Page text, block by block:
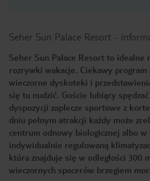
Seher Sun Palace Resort -
Seher Sun Palace Resort to idealne
rozrywki wakacje. Ciekawy program
wieczorne dyskoteki i
się tu nudzić. Goście lubiący
dyspozycji zaplecze sportowe z
dniu pełnym atrakcji każdy może
centrum odnowy biologicznej albo
indywidualnie regulowaną
która znajduje się w odległości 300
wieczornych spacerów brzegiem